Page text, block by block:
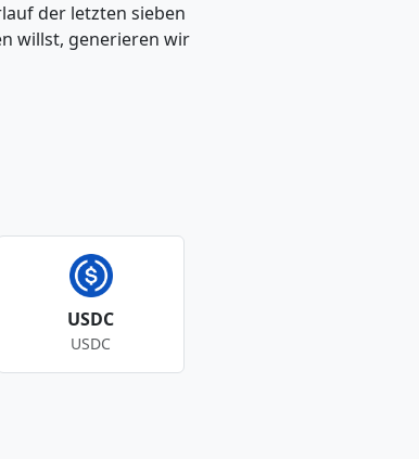
der letzten sieben
willst, generieren wir
USDC
USDC